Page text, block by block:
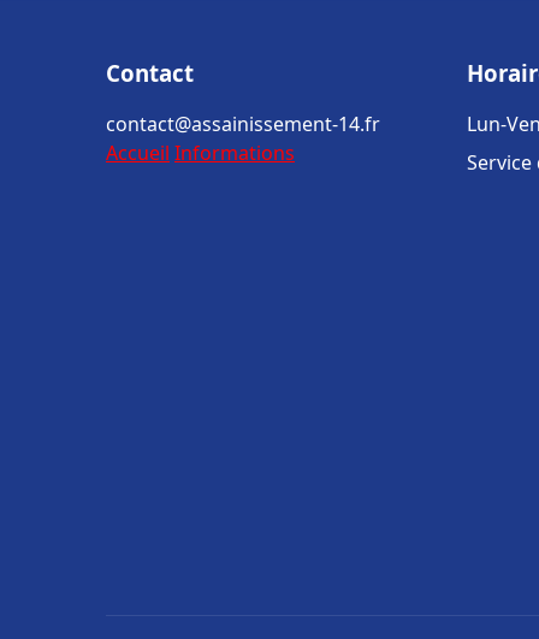
Contact
contact@assainissement-14.fr
Accueil Informations
Lun-